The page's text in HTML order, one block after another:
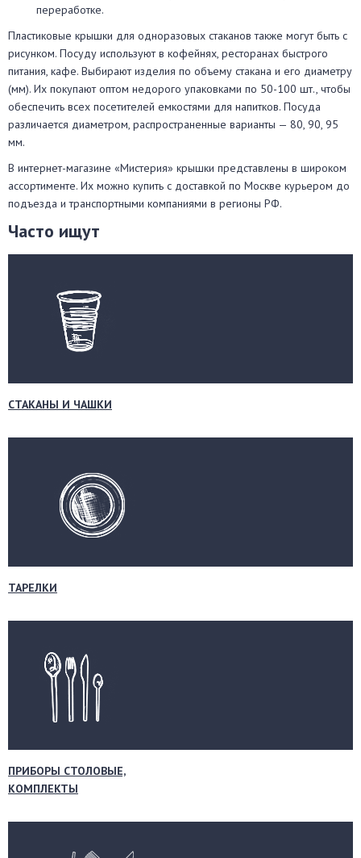
переработке.
Пластиковые крышки для одноразовых стаканов также могут быть с
рисунком. Посуду используют в кофейнях, ресторанах быстрого
питания, кафе. Выбирают изделия по объему стакана и его диаметру
(мм). Их покупают оптом недорого упаковками по 50-100 шт., чтобы
обеспечить всех посетителей емкостями для напитков. Посуда
различается диаметром, распространенные варианты — 80, 90, 95
мм.
В интернет-магазине «Мистерия» крышки представлены в широком
ассортименте. Их можно купить с доставкой по Москве курьером до
подъезда и транспортными компаниями в регионы РФ.
Часто ищут
СТАКАНЫ И ЧАШКИ
ТАРЕЛКИ
ПРИБОРЫ СТОЛОВЫЕ,
КОМПЛЕКТЫ